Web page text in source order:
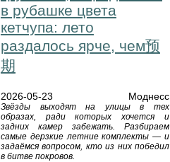
в рубашке цвета
кетчупа: лето
раздалось ярче, чем预
期
2026-05-23 Моднесс
Звёзды выходят на улицы в тех
образах, ради которых хочется и
задних камер забежать. Разбираем
самые дерзкие летние комплекты — и
задаёмся вопросом, кто из них победил
в битве покровов.